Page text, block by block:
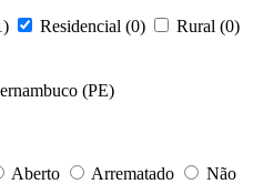
Residencial (0) Rural (0)
(PE)
Aberto Arrematado
Não